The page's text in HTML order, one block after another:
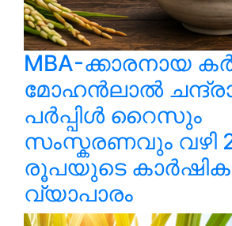
MBA-ക്കാരനായ
മോഹൻലാൽ
പർപ്പിൾ റൈസും
സംസ്കരണവും വഴി
രൂപയുടെ കാർഷിക
വ്യാപാരം